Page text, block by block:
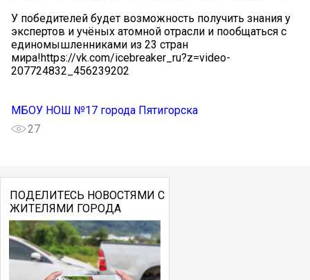
У победителей будет возможность получить знания у
экспертов и учёных атомной отрасли и пообщаться с
единомышленниками из 23 стран
мира!https://vk.com/icebreaker_ru?z=video-
207724832_456239202
МБОУ НОШ №17 города Пятигорска
27
ПОДЕЛИТЕСЬ НОВОСТЯМИ С
ЖИТЕЛЯМИ ГОРОДА